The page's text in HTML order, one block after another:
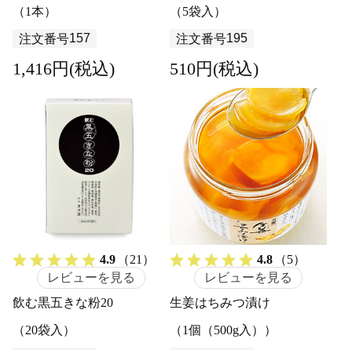
（1本）
注文番号157
1,416円(税込)
（5袋入）
注文番号195
510円(税込)
4.9
（21）
レビューを見る
飲む黒五きな粉20
（20袋入）
4.8
（5）
レビューを見る
生姜はちみつ漬け
（1個（500g入））